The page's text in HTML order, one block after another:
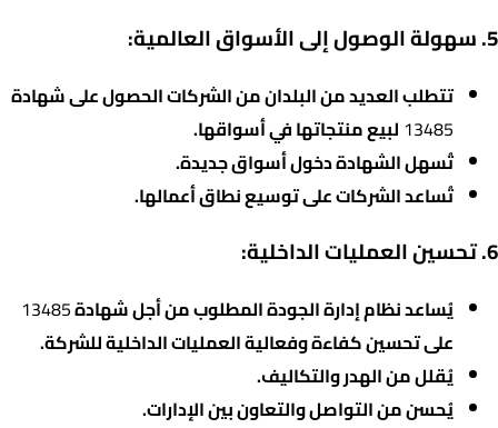
5. سهولة الوصول إلى الأسواق العالمية:
تتطلب العديد من البلدان من الشركات الحصول على شهادة
13485 لبيع منتجاتها في أسواقها.
تُسهل الشهادة دخول أسواق جديدة.
تُساعد الشركات على توسيع نطاق أعمالها.
6. تحسين العمليات الداخلية:
يُساعد نظام إدارة الجودة المطلوب من أجل شهادة13485
على تحسين كفاءة وفعالية العمليات الداخلية للشركة.
يُقلل من الهدر والتكاليف.
يُحسن من التواصل والتعاون بين الإدارات.